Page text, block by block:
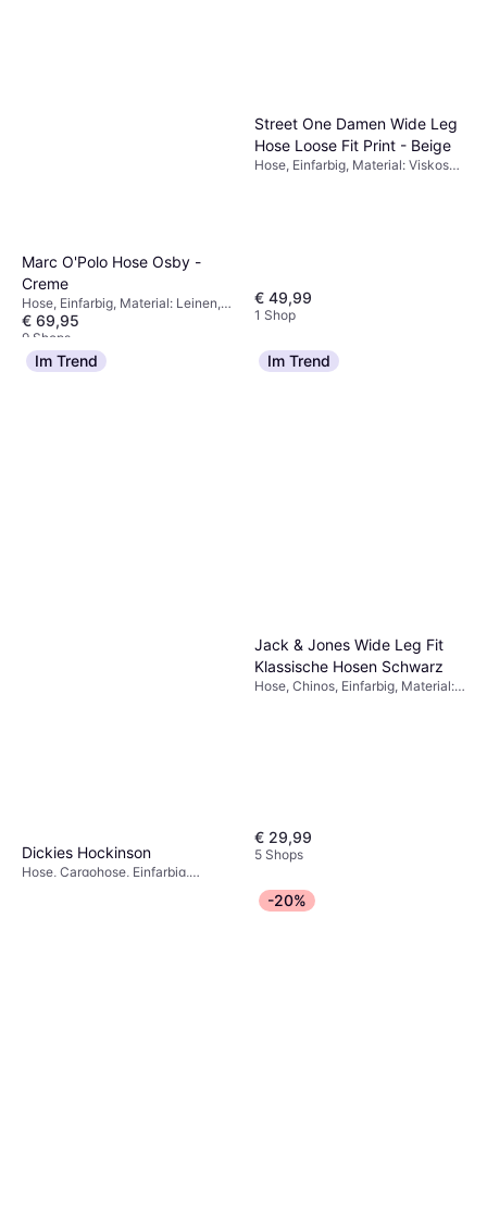
Marc O'Polo Hose Osby -
Creme
Hose, Einfarbig, Material: Leinen,
Taschen
€ 69,95
9 Shops
Street One Damen Wide Leg
Hose Loose Fit Print - Beige
Hose, Einfarbig, Material: Viskose,
€ 49,99
1 Shop
Im Trend
Dickies Hockinson
Hose, Cargohose, Einfarbig,
Im Trend
Jack & Jones Wide Leg Fit
Klassische Hosen Schwarz
Hose, Chinos, Einfarbig, Material:
€ 29,99
5 Shops
-20%